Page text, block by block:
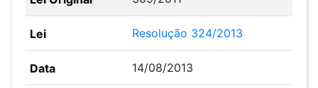
Resolução 324/2013
14/08/2013